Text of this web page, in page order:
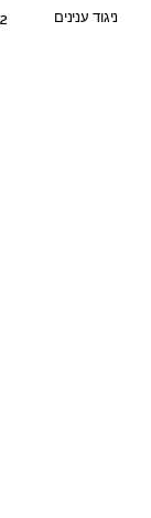
ניגוד ענינים